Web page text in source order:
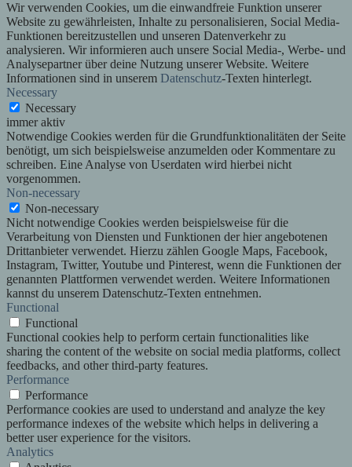
Wir verwenden Cookies, um die einwandfreie Funktion unserer
Website zu gewährleisten, Inhalte zu personalisieren, Social Media-
Funktionen bereitzustellen und unseren Datenverkehr zu
analysieren. Wir informieren auch unsere Social Media-, Werbe- und
Analysepartner über deine Nutzung unserer Website. Weitere
Informationen sind in unserem Datenschutz-Texten hinterlegt.
Necessary
Necessary
immer aktiv
Notwendige Cookies werden für die Grundfunktionalitäten der Seite
benötigt, um sich beispielsweise anzumelden oder Kommentare zu
schreiben. Eine Analyse von Userdaten wird hierbei nicht
vorgenommen.
Non-necessary
Non-necessary
Nicht notwendige Cookies werden beispielsweise für die
Verarbeitung von Diensten und Funktionen der hier angebotenen
Drittanbieter verwendet. Hierzu zählen Google Maps, Facebook,
Instagram, Twitter, Youtube und Pinterest, wenn die Funktionen der
genannten Plattformen verwendet werden. Weitere Informationen
kannst du unserem Datenschutz-Texten entnehmen.
Functional
Functional
Functional cookies help to perform certain functionalities like
sharing the content of the website on social media platforms, collect
feedbacks, and other third-party features.
Performance
Performance
Performance cookies are used to understand and analyze the key
performance indexes of the website which helps in delivering a
better user experience for the visitors.
Analytics